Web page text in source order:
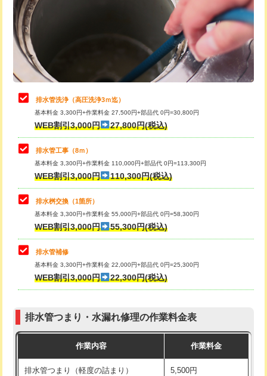
管・ポリ管・HT管使用/3ｍ超え)
排水管工事（土の掘削・埋め戻し作
業）
11,000円~
排水管工事（排水管工事/3ｍまで） 55,000円
排水管工事（追加 排水管工事/3ｍ超
え）
マス交換（土の掘削・埋め戻し作業）
マス交換（深さ50㎝未満）
マス交換（深さ50㎝以上） 66,000円
コンクリート斫り（厚さ10㎝まで）
コンクリート斫り（厚さ10㎝超え）
モルタル補修（厚さ10㎝まで）
モルタル補修（厚さ10㎝超え）
追加人工 16,500円
現場見積
桝清掃 8,800円
止水・漏水調査・防水処理・清掃・修
理・調整・分解・加工など（軽作業）
11,000円
止水・漏水調査・防水処理・清掃・修
理・調整・分解・加工など（中作業）
22,000円
止水・漏水調査・防水処理・清掃・修
理・調整・分解・加工など（重作業）
33,000円
その他部品の脱着
交換・取付（タンク） 22,000円+材料費
交換・取付(単水栓（壁付・デッキ
式）)
交換・取付(混合水栓（壁付・デッキ
式・ワンホール）)
16,500円+材料費
交換・取付(排水栓・排水トラップ
交換・取付（その他部品） 11,000円+材料費
持込商品取付（単水栓） 13,200円
持込商品取付（混合水栓） 16,500円
排水管洗浄（高圧洗浄3ｍ迄）
基本料金 3,300円+作業料金 27,500円+部品代 0円=30,800円
WEB割引3,000円 27,800円(税込)
排水管工事（8ｍ）
基本料金 3,300円+作業料金 110,000円+部品代 0円=113,300円
WEB割引3,000円 110,300円(税込)
排水桝交換（1箇所）
基本料金 3,300円+作業料金 55,000円+部品代 0円=58,300円
WEB割引3,000円 55,300円(税込)
排水管補修
基本料金 3,300円+作業料金 22,000円+部品代 0円=25,300円
WEB割引3,000円 22,300円(税込)
排水管つまり・水漏れ修理の作業料金表
作業内容 作業料金
排水管つまり（軽度の詰まり） 5,500円